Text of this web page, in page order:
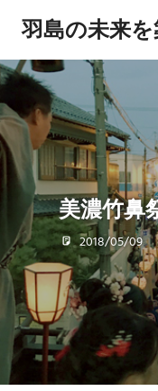
テ
ン
ツ
へ
ス
キ
羽島の未来
hashima
miraiwo
kizukukai
美濃竹鼻
2018/05/09